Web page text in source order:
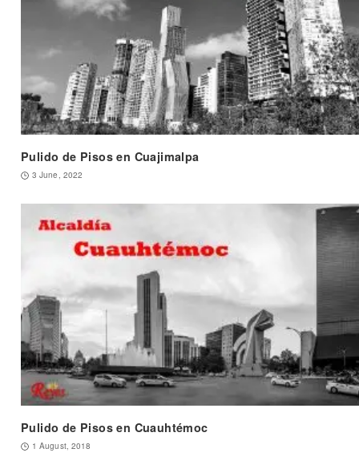
Pulido de Pisos en Cuajimalpa
3 June, 2022
Pulido de Pisos en Cuauhtémoc
1 August, 2018